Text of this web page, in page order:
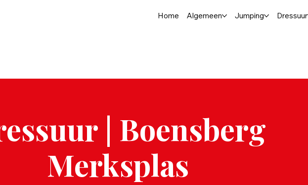
Home Algemeen Jumping Dressuur
| Boensberg
Merksplas